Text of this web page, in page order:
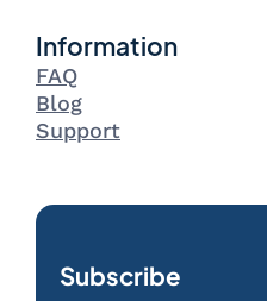
Information
FAQ
Blog
Support
Subscribe